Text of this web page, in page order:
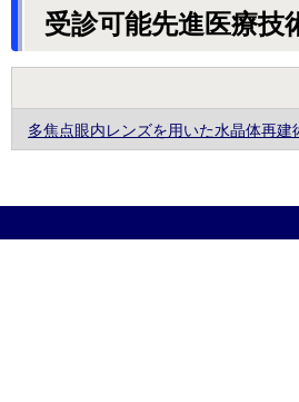
受診可能先進医療技
多焦点眼内レンズを用いた水晶体再建